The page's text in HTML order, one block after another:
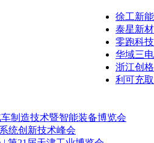
徐工新
泰星新
零跑科
华域三
浙江创
利可充
制造技术暨智能装备博览会
统创新技术峰会